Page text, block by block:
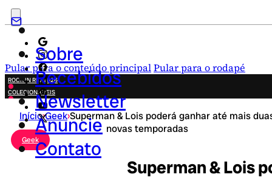
Pular para o conteúdo principalPular para o rodapé
Sobre
Recebidos
Newsletter
Anuncie
Contato
ROCK IN RIO 2026
COLECIONÁVEIS
FESTA JUNINA
NOVIDADES
CAMPANHAS CRIATIVAS
Início›Geek›Superman & Lois poderá ganhar até mais
novas temporadas
Geek
Superman & Lois